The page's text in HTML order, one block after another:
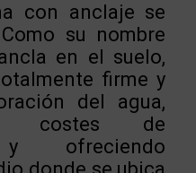
con anclaje se
su nombre
en el suelo,
firme y
del agua,
costes de
y ofreciendo